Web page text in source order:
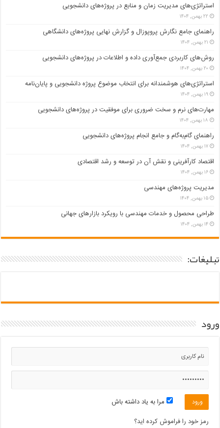
استراتژی‌های مدیریت زمان و منابع در پروژه‌های دانشجویی
۲۲ بهمن, ۱۴۰۴
راهنمای جامع نگارش پروپوزال و گزارش نهایی پروژه‌های دانشگاهی
۲۱ بهمن, ۱۴۰۴
روش‌های کاربردی جمع‌آوری داده و اطلاعات در پروژه‌های دانشجویی
۲۰ بهمن, ۱۴۰۴
استراتژی‌های هوشمندانه برای انتخاب موضوع پروژه دانشجویی و پایان‌نامه
۱۹ بهمن, ۱۴۰۴
مهارت‌های نرم و سخت ضروری برای موفقیت در پروژه‌های دانشجویی
۱۸ بهمن, ۱۴۰۴
راهنمای گام‌به‌گام و جامع انجام پروژه‌های دانشجویی
۱۷ بهمن, ۱۴۰۴
اقتصاد کارآفرینی و نقش آن در توسعه و رشد اقتصادی
۱۶ بهمن, ۱۴۰۴
مدیریت پروژه‌های مهندسی
۱۵ بهمن, ۱۴۰۴
طراحی محصول و خدمات مهندسی با رویکرد بازارهای جهانی
۱۴ بهمن, ۱۴۰۴
تبلیغات:
ورود
مرا به یاد داشته باش
رمز خود را فراموش کرده اید؟